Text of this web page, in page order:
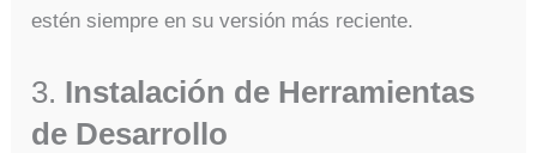
estén siempre en su versión más reciente.
3. Instalación de Herramientas
de Desarrollo